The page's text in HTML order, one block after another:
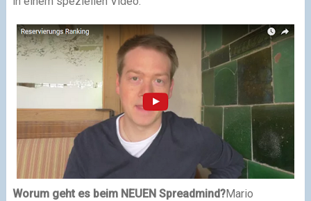
Worum geht es beim NEUEN Spreadmind?Mario